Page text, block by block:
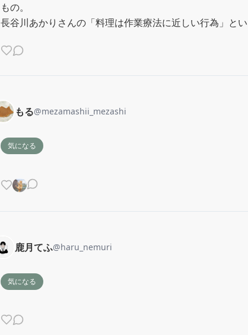
もの。
長谷川あかりさんの「料理は作業療法に近しい行為」とい
もる@mezamashii_mezashi
気になる
鹿月てふ@haru_nemuri
気になる